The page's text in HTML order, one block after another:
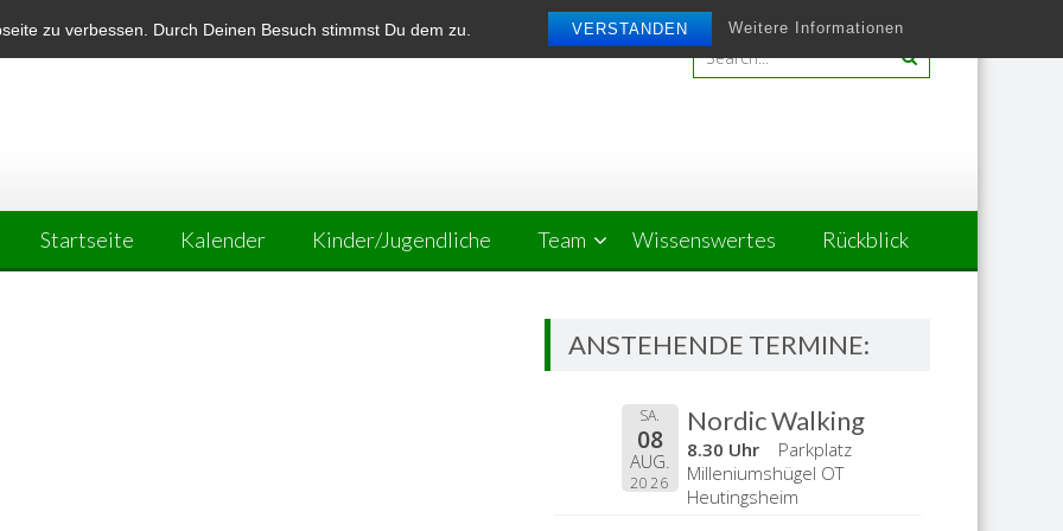
zu verbessen. Durch Deinen Besuch stimmst Du dem zu. VERSTANDEN Weitere Informationen
Startseite Kalender Kinder/Jugendliche Team Wissenswertes Rückblick
ANSTEHENDE TERMINE:
SA.
08
AUG.
2026
Nordic Walking
8.30 Uhr
Parkplatz
Milleniumshügel OT
Heutingsheim